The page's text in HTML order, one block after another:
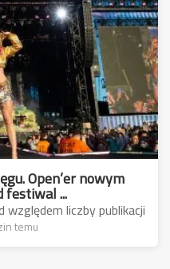
Open’er nowym
...
względem liczby publikacji
temu